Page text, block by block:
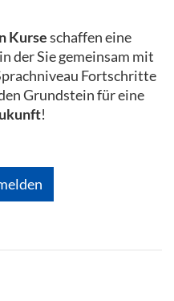
Kurseschaffen eine
der Sie gemeinsam mit
Fortschritte
Grundstein für eine
!